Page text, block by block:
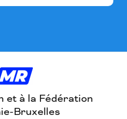
et à la Fédération
Bruxelles